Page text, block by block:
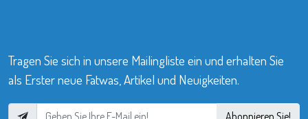
Tragen Sie sich in unsere Mailingliste ein und erhalten Sie
als Erster neue Fatwas, Artikel und Neuigkeiten.
Abonnieren Sie!